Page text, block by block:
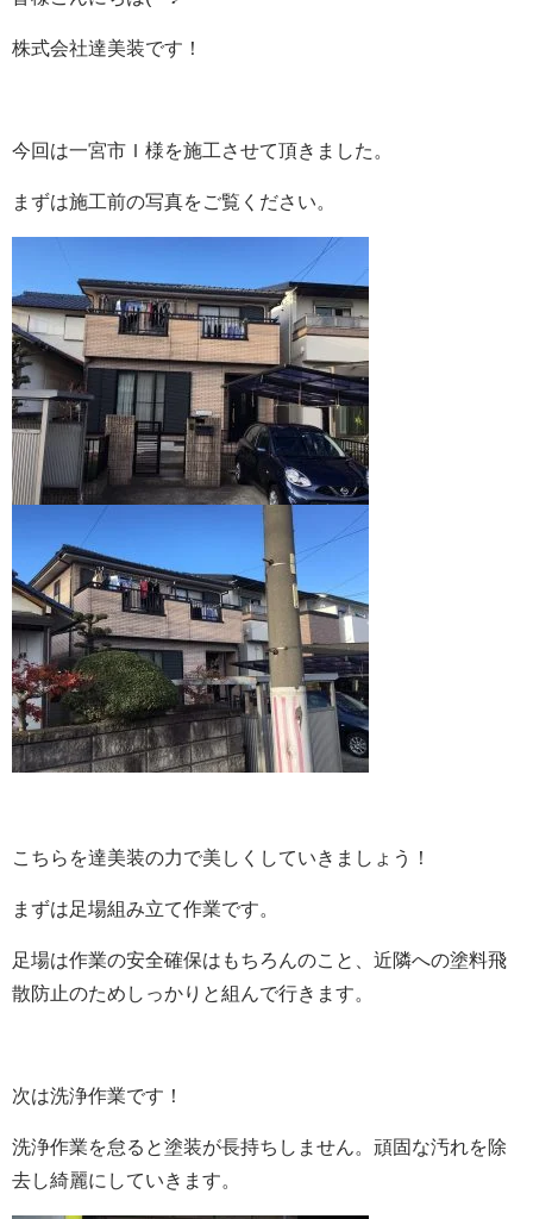
株式会社達美装です！
今回は一宮市Ｉ様を施工させて頂きました。
まずは施工前の写真をご覧ください。
こちらを達美装の力で美しくしていきましょう！
まずは足場組み立て作業です。
足場は作業の安全確保はもちろんのこと、近隣への塗料飛
散防止のためしっかりと組んで行きます。
次は洗浄作業です！
洗浄作業を怠ると塗装が長持ちしません。頑固な汚れを除
去し綺麗にしていきます。